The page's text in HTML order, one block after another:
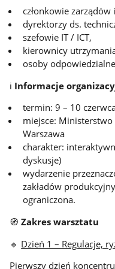
członkowie zarządów
dyrektorzy ds.
szefowie IT / ICT,
kierownicy
osoby
ℹ️ Informacje
termin: 9 – 10
miejsce:
Warszawa
charakter:
dyskusje)
wydarzenie
zakładów
ograniczona.
🧭 Zakres warsztatu
🔹 Dzień 1 – Regulacje,
Pierwszy dzień